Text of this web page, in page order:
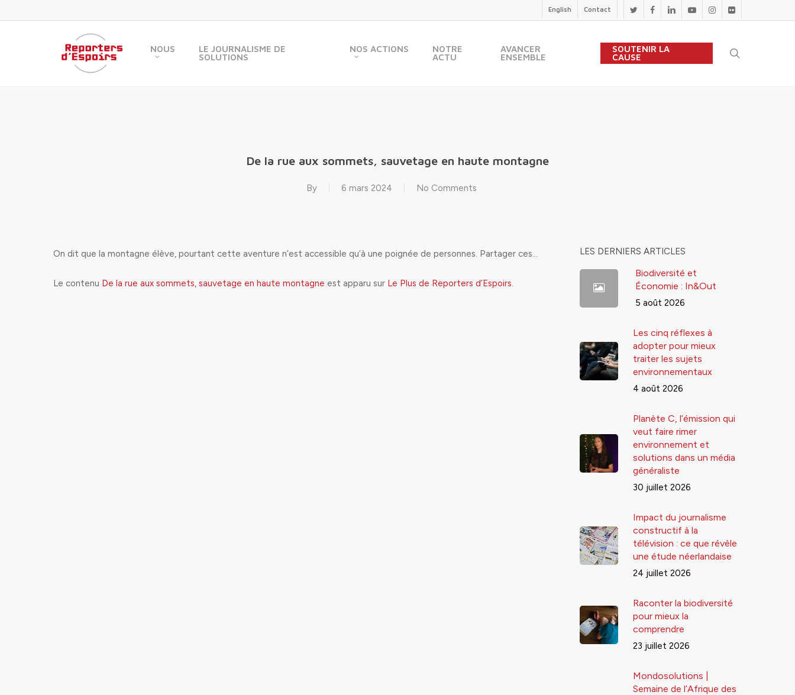
to
twitterfacebooklinkedinyoutubeinstagram
flickr
English Contact
NOUS
LE JOURNALISME DE
SOLUTIONS
NOS ACTIONS
NOTRE
ACTU
AVANCER
ENSEMBLE
SOUTENIR LA
CAUSE
De la rue aux sommets, sauvetage en haute montagne
By 6 mars 2024 No Comments
On dit que la montagne élève, pourtant cette aventure n’est accessible qu’à une poignée de personnes. Partager ces…
Le contenu De la rue aux sommets, sauvetage en haute montagne est apparu sur Le Plus de Reporters d’Espoirs.
LES DERNIERS ARTICLES
Biodiversité et
Économie : In&Out
5 août 2026
Les cinq réflexes à
adopter pour mieux
traiter les sujets
environnementaux
4 août 2026
Planète C, l’émission qui
veut faire rimer
environnement et
solutions dans un média
généraliste
30 juillet 2026
Impact du journalisme
constructif à la
télévision : ce que révèle
une étude néerlandaise
24 juillet 2026
Raconter la biodiversité
pour mieux la
comprendre
23 juillet 2026
Mondosolutions |
Semaine de l’Afrique des